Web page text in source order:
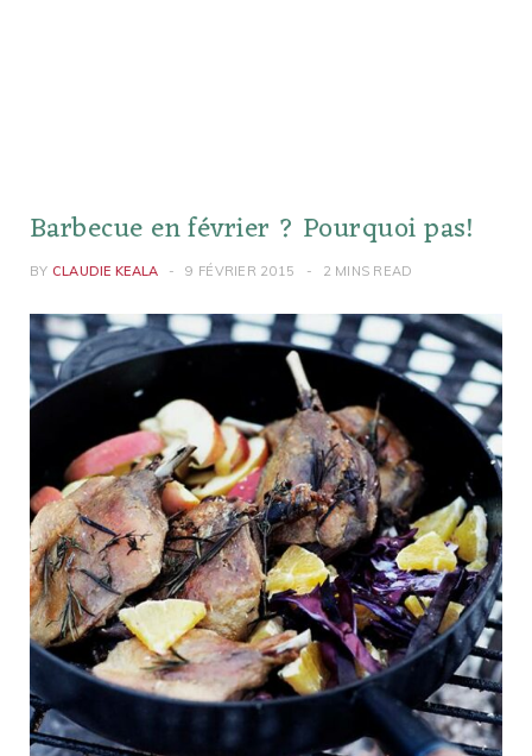
Barbecue en février ? Pourquoi pas!
BY CLAUDIE KEALA 9 FÉVRIER 2015 2 MINS READ